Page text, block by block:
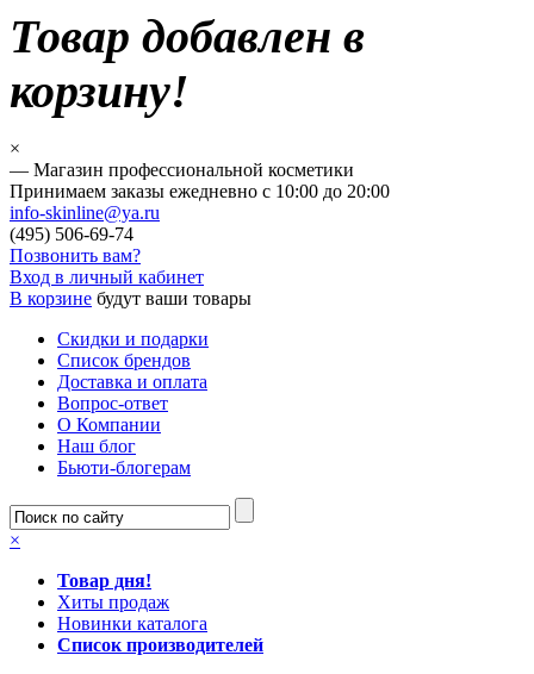
Товар добавлен в
корзину!
×
— Магазин профессиональной косметики
Принимаем заказы ежедневно с 10:00 до 20:00
info-skinline@ya.ru
(495) 506-69-74
Позвонить вам?
Вход в личный кабинет
В корзине будут ваши товары
Скидки и подарки
Список брендов
Доставка и оплата
Вопрос-ответ
О Компании
Наш блог
Бьюти-блогерам
×
Товар дня!
Хиты продаж
Новинки каталога
Список производителей